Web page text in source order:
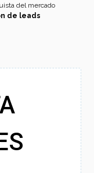
del mercado
de leads